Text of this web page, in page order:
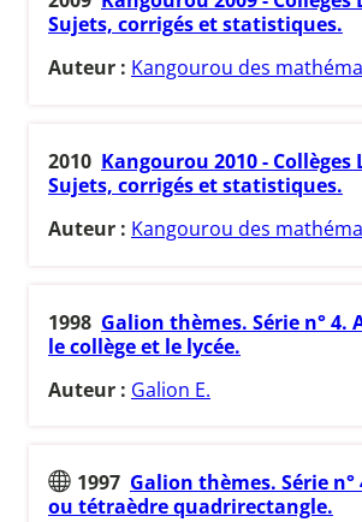
Sujets, corrigés et statistiques.
Auteur : Kangourou des
2010 Kangourou 2010 - Collèges
Sujets, corrigés et statistiques.
Auteur : Kangourou des
1998 Galion thèmes. Série n° 4.
le collège et le lycée.
Auteur : Galion E.
1997 Galion thèmes. Série n°
ou tétraèdre quadrirectangle.